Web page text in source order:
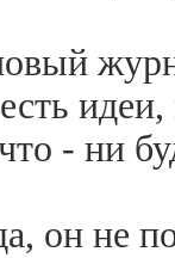
- ни
он не